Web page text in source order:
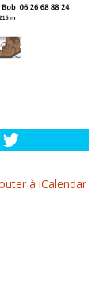
à iCalendar